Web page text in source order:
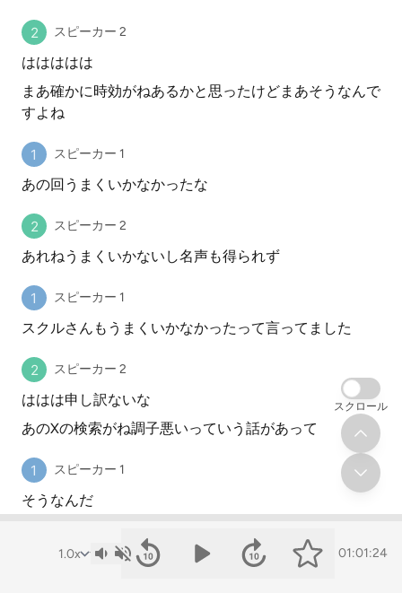
スピーカー 2
ははははは
まあ確かに時効がねあるかと思ったけどまあそうなんで
すよね
スピーカー 1
あの回うまくいかなかったな
スピーカー 2
あれねうまくいかないし名声も得られず
スピーカー 1
スクルさんもうまくいかなかったって言ってました
スピーカー 2
ははは申し訳ないな
あのXの検索がね調子悪いっていう話があって
スピーカー 1
そうなんだ
01:01:24
スクロール